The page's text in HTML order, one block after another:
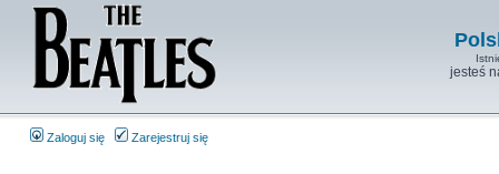
jesteś
Zaloguj się Zarejestruj się